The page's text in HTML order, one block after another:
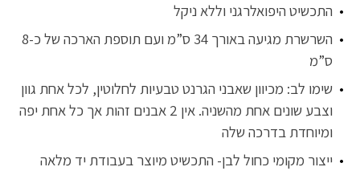
התכשיט היפואלרגני וללא ניקל
השרשרת מגיעה באורך 34 ס”מ ועם תוספת הארכה של כ-8
ס”מ
שימו לב: מכיוון שאבני הגרנט טבעיות לחלוטין, לכל אחת גוון
וצבע שונים אחת מהשניה. אין 2 אבנים זהות אך כל אחת יפה
ומיוחדת בדרכה שלה
ייצור מקומי כחול לבן- התכשיט מיוצר בעבודת יד מלאה